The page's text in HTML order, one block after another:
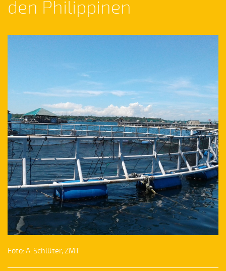
den Philippinen
Foto: A. Schlüter, ZMT